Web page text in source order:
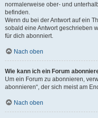
normalerweise ober- und
befinden.
Wenn du bei der Antwort auf ein
sobald eine Antwort geschrieben
für dich abonniert.
Nach oben
Wie kann ich ein Forum
Um ein Forum zu abonnieren,
abonnieren“, der sich meist am
Nach oben